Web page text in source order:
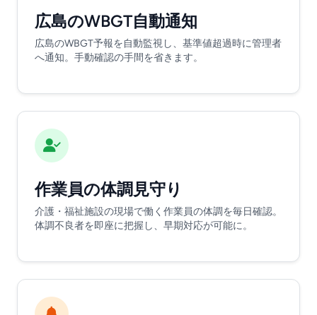
広島のWBGT自動通知
広島のWBGT予報を自動監視し、基準値超過時に管理者
へ通知。手動確認の手間を省きます。
作業員の体調見守り
介護・福祉施設の現場で働く作業員の体調を毎日確認。
体調不良者を即座に把握し、早期対応が可能に。